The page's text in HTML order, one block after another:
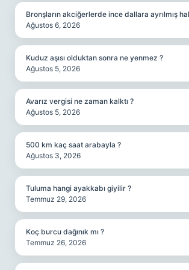
Bronşların akciğerlerde ince dallara ayrılmış
Ağustos 6, 2026
Kuduz aşısı olduktan sonra ne yenmez ?
Ağustos 5, 2026
Avarız vergisi ne zaman kalktı ?
Ağustos 5, 2026
500 km kaç saat arabayla ?
Ağustos 3, 2026
Tuluma hangi ayakkabı giyilir ?
Temmuz 29, 2026
Koç burcu dağınık mı ?
Temmuz 26, 2026